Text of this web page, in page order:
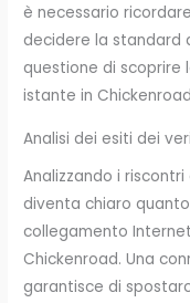
è necessario
decidere la standard
questione di scoprire
istante in
Analisi dei esiti dei
Analizzando i
diventa chiaro
collegamento
Chickenroad. Una
garantisce di